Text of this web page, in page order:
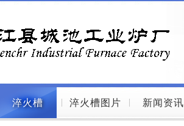
淬火槽 淬火槽图片 新闻资讯